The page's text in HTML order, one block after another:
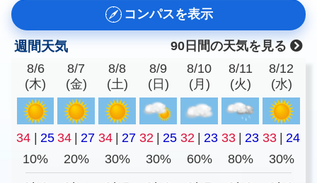
コンパスを表示
週間天気
90日間の天気を見る
8/6
(木)
8/7
(金)
8/8
(土)
8/9
(日)
8/10
(月)
8/11
(火)
8/12
(水)
34 | 25 34 | 27 34 | 27 32 | 25 32 | 23 33 | 23 33 | 24
10%
20% 30% 30% 60% 80% 30%